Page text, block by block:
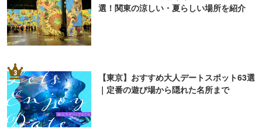
選！関東の涼しい・夏らしい場所を紹介
3
【東京】おすすめ大人デートスポット63選
｜定番の遊び場から隠れた名所まで